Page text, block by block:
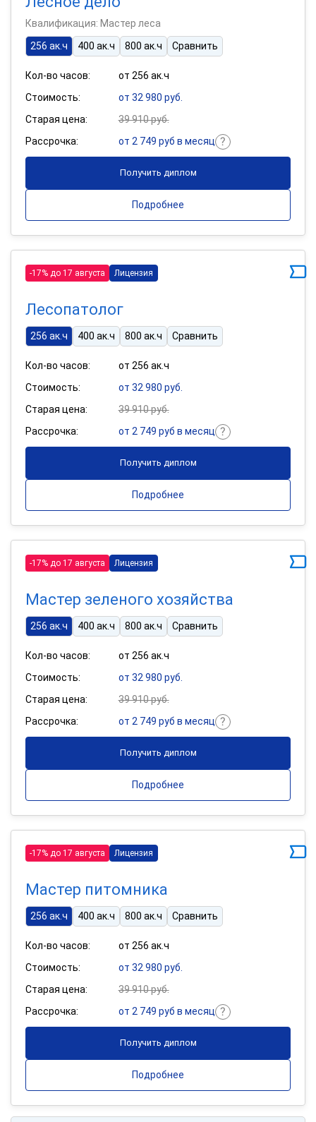
Квалификация: Мастер леса
256 ак.ч
400 ак.ч 800 ак.ч Сравнить
Кол-во часов:
от 256 ак.ч
Стоимость:
от 32 980 руб.
Старая цена:
39 910 руб.
Рассрочка:
от 2 749 руб в месяц
Получить диплом
Подробнее
-17% до 17 августа Лицензия
Лесопатолог
256 ак.ч 400 ак.ч 800 ак.ч Сравнить
Кол-во часов:
от 256 ак.ч
Стоимость:
от 32 980 руб.
Старая цена:
39 910 руб.
Рассрочка:
от 2 749 руб в месяц
Получить диплом
Подробнее
-17% до 17 августа Лицензия
Мастер зеленого хозяйства
256 ак.ч 400 ак.ч 800 ак.ч Сравнить
Кол-во часов:
от 256 ак.ч
Стоимость:
от 32 980 руб.
Старая цена:
39 910 руб.
Рассрочка:
от 2 749 руб в месяц
Получить диплом
Подробнее
-17% до 17 августа Лицензия
Мастер питомника
256 ак.ч 400 ак.ч 800 ак.ч Сравнить
Кол-во часов:
от 256 ак.ч
Стоимость:
от 32 980 руб.
Старая цена:
39 910 руб.
Рассрочка:
от 2 749 руб в месяц
Получить диплом
Подробнее